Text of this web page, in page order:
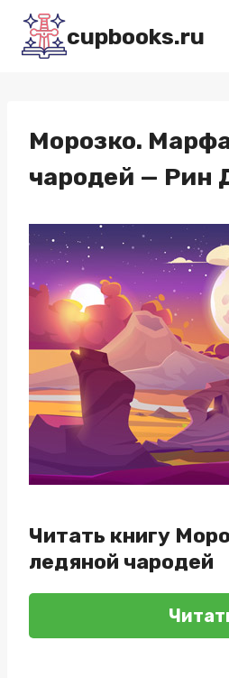
Перейти
содержимому
cupbooks.ru
Морозко.
чародей — Рин
Читать книгу
ледяной чародей